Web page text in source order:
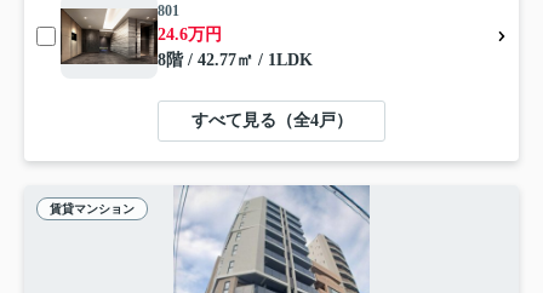
801
24.6万円
8階 / 42.77㎡ / 1LDK
すべて見る（全4戸）
賃貸マンション